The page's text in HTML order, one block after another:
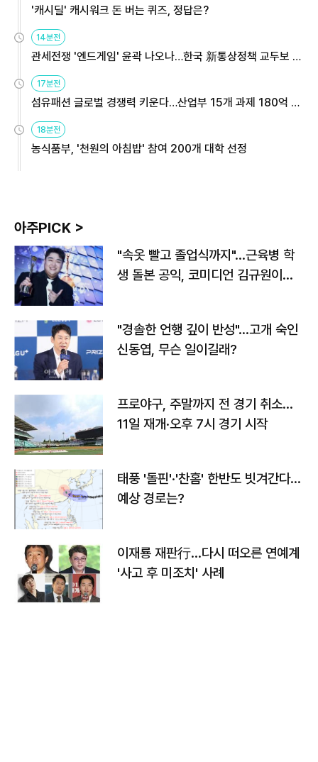
'캐시딜' 캐시워크 돈 버는 퀴즈, 정답은?
14분전
관세전쟁 '엔드게임' 윤곽 나오나…한국 新통상정책 교두보 활
용해야
17분전
섬유패션 글로벌 경쟁력 키운다…산업부 15개 과제 180억 지
원
18분전
농식품부, '천원의 아침밥' 참여 200개 대학 선정
아주PICK >
"속옷 빨고 졸업식까지"…근육병 학
생 돌본 공익, 코미디언 김규원이었
"경솔한 언행 깊이 반성"…고개 숙인
신동엽, 무슨 일이길래?
프로야구, 주말까지 전 경기 취소…
11일 재개·오후 7시 경기 시작
태풍 '돌핀'·'찬홈' 한반도 빗겨간다…
예상 경로는?
이재룡 재판行…다시 떠오른 연예계
'사고 후 미조치' 사례